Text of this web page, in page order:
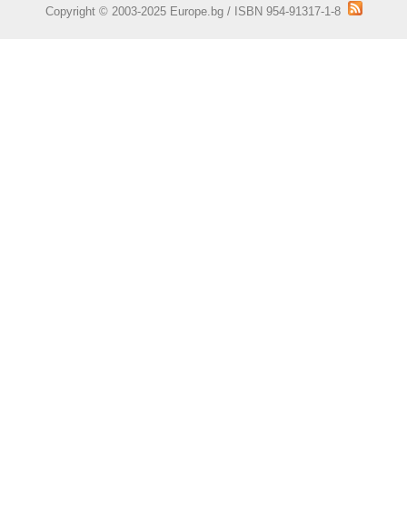
Copyright © 2003-2025 Europe.bg / ISBN 954-91317-1-8